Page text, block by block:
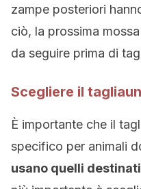
zampe posteriori
ciò, la prossima
da seguire prima di
Scegliere il
È importante che il
specifico per animali
usano quelli